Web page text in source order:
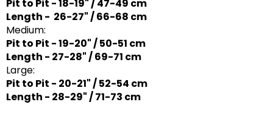
Pit to Pit - 18-19" / 47-49 cm
Length - 26-27" / 66-68 cm
Medium:
Pit to Pit - 19-20" / 50-51 cm
Length - 27-28" / 69-71 cm
Large:
Pit to Pit - 20-21" / 52-54 cm
Length - 28-29" / 71-73 cm